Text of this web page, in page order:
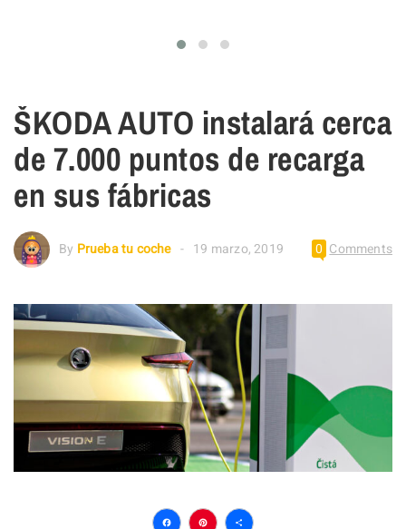
ŠKODA AUTO instalará cerca
de 7.000 puntos de recarga
en sus fábricas
By Prueba tu coche 19 marzo, 2019 0 Comments